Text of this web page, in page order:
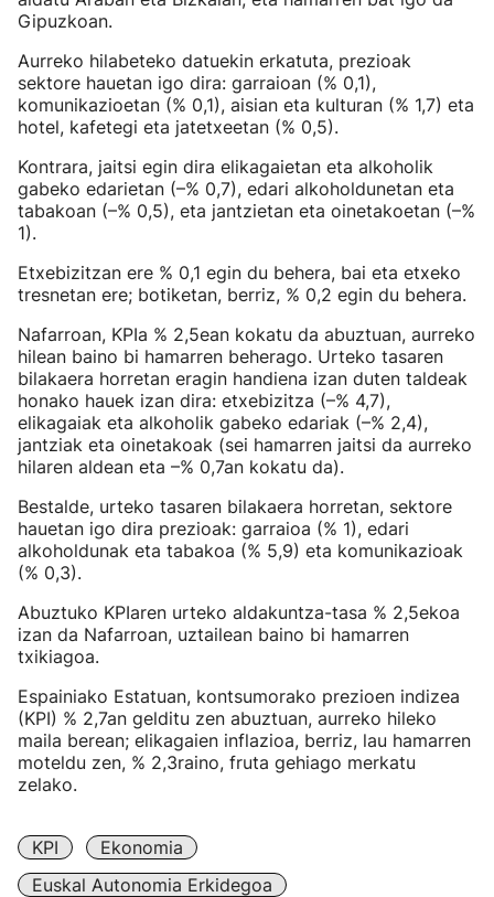
Gipuzkoan.
Aurreko hilabeteko datuekin erkatuta, prezioak
sektore hauetan igo dira: garraioan (% 0,1),
komunikazioetan (% 0,1), aisian eta kulturan (% 1,7) eta
hotel, kafetegi eta jatetxeetan (% 0,5).
Kontrara, jaitsi egin dira elikagaietan eta alkoholik
gabeko edarietan (–% 0,7), edari alkoholdunetan eta
tabakoan (–% 0,5), eta jantzietan eta oinetakoetan (–%
1).
Etxebizitzan ere % 0,1 egin du behera, bai eta etxeko
tresnetan ere; botiketan, berriz, % 0,2 egin du behera.
Nafarroan, KPIa % 2,5ean kokatu da abuztuan, aurreko
hilean baino bi hamarren beherago. Urteko tasaren
bilakaera horretan eragin handiena izan duten taldeak
honako hauek izan dira: etxebizitza (–% 4,7),
elikagaiak eta alkoholik gabeko edariak (–% 2,4),
jantziak eta oinetakoak (sei hamarren jaitsi da aurreko
hilaren aldean eta –% 0,7an kokatu da).
Bestalde, urteko tasaren bilakaera horretan, sektore
hauetan igo dira prezioak: garraioa (% 1), edari
alkoholdunak eta tabakoa (% 5,9) eta komunikazioak
(% 0,3).
Abuztuko KPIaren urteko aldakuntza-tasa % 2,5ekoa
izan da Nafarroan, uztailean baino bi hamarren
txikiagoa.
Espainiako Estatuan, kontsumorako prezioen indizea
(KPI) % 2,7an gelditu zen abuztuan, aurreko hileko
maila berean; elikagaien inflazioa, berriz, lau hamarren
moteldu zen, % 2,3raino, fruta gehiago merkatu
zelako.
KPI
Ekonomia
Euskal Autonomia Erkidegoa